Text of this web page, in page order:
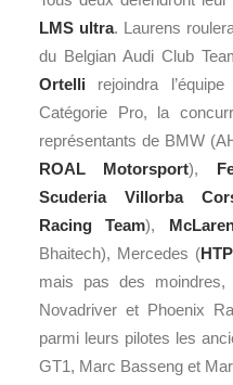
LMS ultra. Laurens
du Belgian Audi Club
Ortelli rejoindra
Catégorie Pro, la
représentants de BMW
ROAL Motorsport),
Scuderia Villorba
Racing Team),
Bhaitech), Mercedes (
mais pas des moindres,
Novadriver et Phoenix
parmi leurs pilotes les
GT1, Marc Basseng et